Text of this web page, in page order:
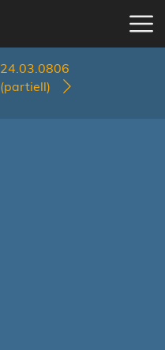
24.03.0806
(partiell)